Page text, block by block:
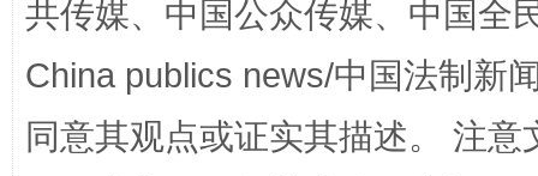
共传媒、中国公众传媒、中国全
China publics news/中国法制新
同意其观点或证实其描述。 注